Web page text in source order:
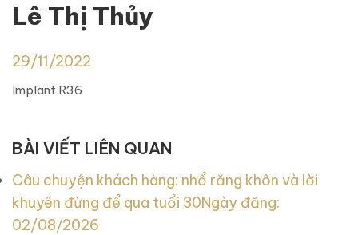
Lê Thị Thủy
29/11/2022
Implant R36
BÀI VIẾT LIÊN QUAN
Câu chuyện khách hàng: nhổ răng khôn và lời
khuyên đừng để qua tuổi 30Ngày đăng:
02/08/2026